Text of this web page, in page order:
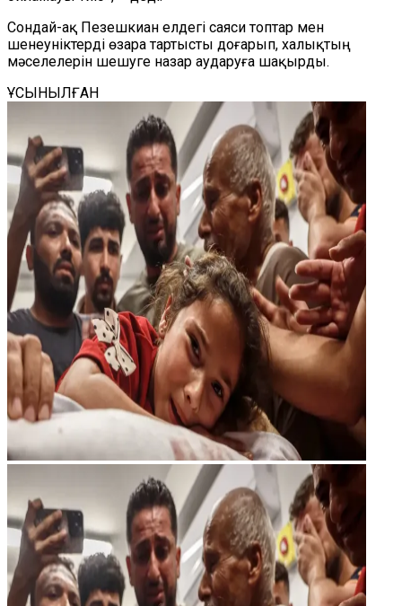
Сондай-ақ Пезешкиан елдегі саяси топтар мен
шенеуніктерді өзара тартысты доғарып, халықтың
мәселелерін шешуге назар аударуға шақырды.
ҰСЫНЫЛҒАН